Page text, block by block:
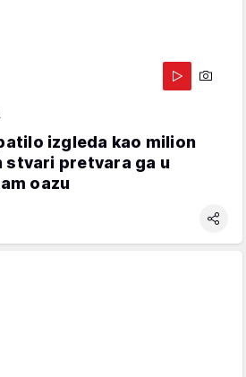
izgleda kao milion
stvari pretvara ga u
oazu